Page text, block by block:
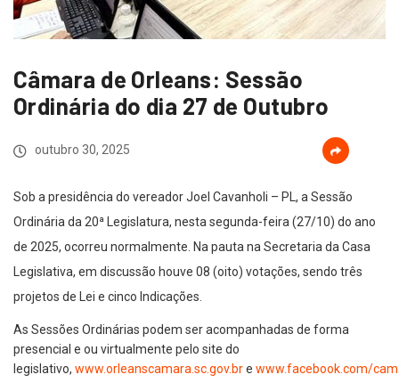
Câmara de Orleans: Sessão
Ordinária do dia 27 de Outubro
outubro 30, 2025
Sob a presidência do vereador Joel Cavanholi – PL, a Sessão
Ordinária da 20ª Legislatura, nesta segunda-feira (27/10) do ano
de 2025, ocorreu normalmente. Na pauta na Secretaria da Casa
Legislativa, em discussão houve 08 (oito) votações, sendo três
projetos de Lei e cinco Indicações.
As Sessões Ordinárias podem ser acompanhadas de forma
presencial e ou virtualmente pelo site do
legislativo, www.orleanscamara.sc.gov.bre www.facebook.com/